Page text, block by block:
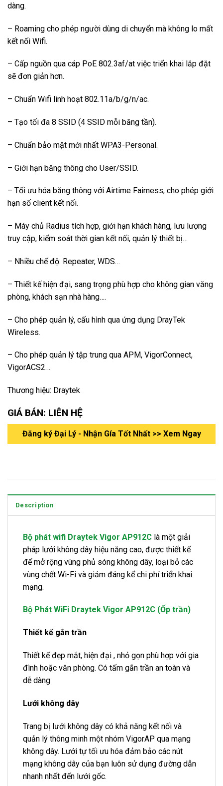
dàng.
– Roaming cho phép người dùng di chuyển mà không lo mất
kết nối Wifi.
– Cấp nguồn qua cáp PoE 802.3af/at việc triển khai lắp đặt
sẽ đơn giản hơn.
– Chuẩn Wifi linh hoạt 802.11a/b/g/n/ac.
– Tạo tối đa 8 SSID (4 SSID mỗi băng tần).
– Chuẩn bảo mật mới nhất WPA3-Personal.
– Giới hạn băng thông cho User/SSID.
– Tối ưu hóa băng thông với Airtime Fairness, cho phép giới
hạn số client kết nối.
– Máy chủ Radius tích hợp, giới hạn khách hàng, lưu lượng
truy cập, kiểm soát thời gian kết nối, quản lý thiết bị…
– Nhiều chế độ: Repeater, WDS…
– Thiết kế hiện đại, sang trọng phù hợp cho không gian văng
phòng, khách sạn nhà hàng….
– Cho phép quản lý, cấu hình qua ứng dụng DrayTek
Wireless.
– Cho phép quản lý tập trung qua APM, VigorConnect,
VigorACS2…
Thương hiệu: Draytek
GIÁ BÁN: LIÊN HỆ
Đăng ký Đại Lý - Nhận Gía Tốt Nhất >> Xem Ngay
Description
Bộ phát wifi Draytek Vigor AP912C là một giải
pháp lưới không dây hiệu năng cao, được thiết kế
để mở rộng vùng phủ sóng không dây, loại bỏ các
vùng chết Wi-Fi và giảm đáng kể chi phí triển khai
mạng.
Bộ Phát WiFi Draytek Vigor AP912C (Ốp trần)
Thiết kế gắn trần
Thiết kế đẹp mắt, hiện đại , nhỏ gọn phù hợp với gia
đình hoặc văn phòng. Có tấm gắn trần an toàn và
dễ dàng
Lưới không dây
Trang bị lưới không dây có khả năng kết nối và
quản lý thông minh một nhóm VigorAP qua mạng
không dây. Lưới tự tối ưu hóa đảm bảo các nút
mạng không dây của bạn luôn sử dụng đường dẫn
nhanh nhất đến lưới gốc.